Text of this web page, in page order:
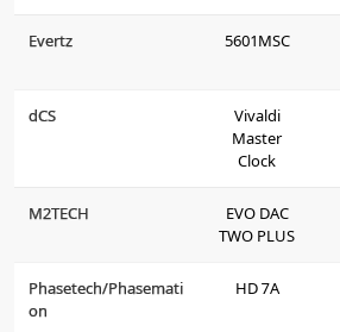
Evertz 5601MSC
dCS
Vivaldi
Master
Clock
M2TECH
EVO DAC
TWO PLUS
Phasetech/Phasemati
on
HD 7A